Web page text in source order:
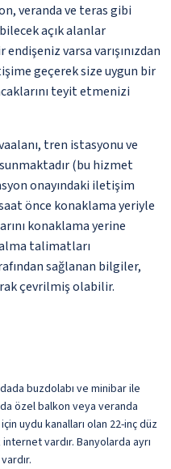
veranda ve teras gibi
açık alanlar
varsa varışınızdan
geçerek size uygun bir
teyit etmenizi
tren istasyonu ve
(bu hizmet
onayındaki iletişim
önce konaklama yeriyle
konaklama yerine
talimatları
sağlanan bilgiler,
çevrilmiş olabilir.
buzdolabı ve minibar ile
özel balkon veya veranda
uydu kanalları olan 22-inç düz
vardır. Banyolarda ayrı